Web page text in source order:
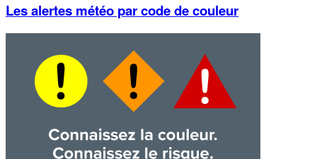
Les alertes météo par code de couleur